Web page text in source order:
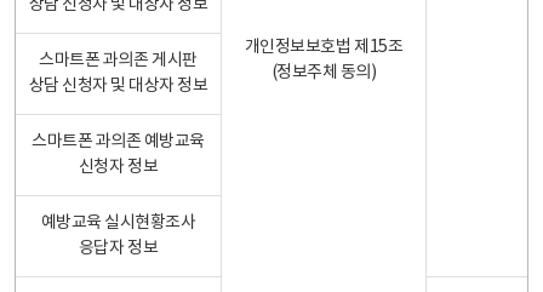
개인정보보호법 제15조
(정보주체 동의)
상담 신청자 및 대상자 정보
스마트폰 과의존 게시판
상담 신청자 및 대상자 정보
스마트폰 과의존 예방교육
신청자 정보
예방교육 실시현황조사
응답자 정보